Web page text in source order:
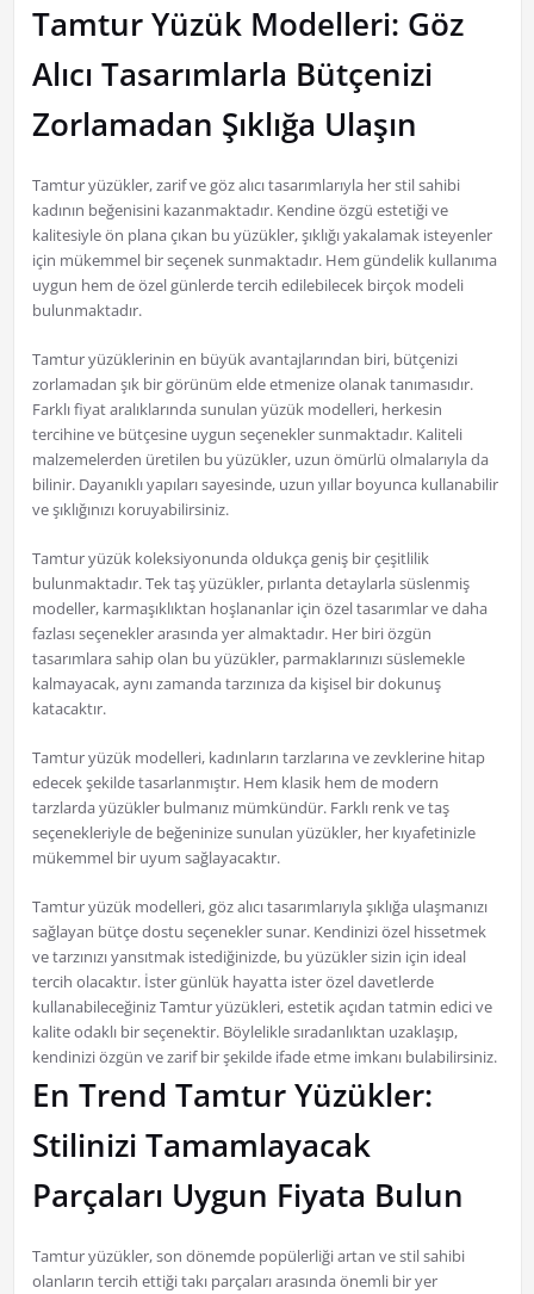
Tamtur Yüzük Modelleri: Göz
Alıcı Tasarımlarla Bütçenizi
Zorlamadan Şıklığa Ulaşın
Tamtur yüzükler, zarif ve göz alıcı tasarımlarıyla her stil sahibi
kadının beğenisini kazanmaktadır. Kendine özgü estetiği ve
kalitesiyle ön plana çıkan bu yüzükler, şıklığı yakalamak isteyenler
için mükemmel bir seçenek sunmaktadır. Hem gündelik kullanıma
uygun hem de özel günlerde tercih edilebilecek birçok modeli
bulunmaktadır.
Tamtur yüzüklerinin en büyük avantajlarından biri, bütçenizi
zorlamadan şık bir görünüm elde etmenize olanak tanımasıdır.
Farklı fiyat aralıklarında sunulan yüzük modelleri, herkesin
tercihine ve bütçesine uygun seçenekler sunmaktadır. Kaliteli
malzemelerden üretilen bu yüzükler, uzun ömürlü olmalarıyla da
bilinir. Dayanıklı yapıları sayesinde, uzun yıllar boyunca kullanabilir
ve şıklığınızı koruyabilirsiniz.
Tamtur yüzük koleksiyonunda oldukça geniş bir çeşitlilik
bulunmaktadır. Tek taş yüzükler, pırlanta detaylarla süslenmiş
modeller, karmaşıklıktan hoşlananlar için özel tasarımlar ve daha
fazlası seçenekler arasında yer almaktadır. Her biri özgün
tasarımlara sahip olan bu yüzükler, parmaklarınızı süslemekle
kalmayacak, aynı zamanda tarzınıza da kişisel bir dokunuş
katacaktır.
Tamtur yüzük modelleri, kadınların tarzlarına ve zevklerine hitap
edecek şekilde tasarlanmıştır. Hem klasik hem de modern
tarzlarda yüzükler bulmanız mümkündür. Farklı renk ve taş
seçenekleriyle de beğeninize sunulan yüzükler, her kıyafetinizle
mükemmel bir uyum sağlayacaktır.
Tamtur yüzük modelleri, göz alıcı tasarımlarıyla şıklığa ulaşmanızı
sağlayan bütçe dostu seçenekler sunar. Kendinizi özel hissetmek
ve tarzınızı yansıtmak istediğinizde, bu yüzükler sizin için ideal
tercih olacaktır. İster günlük hayatta ister özel davetlerde
kullanabileceğiniz Tamtur yüzükleri, estetik açıdan tatmin edici ve
kalite odaklı bir seçenektir. Böylelikle sıradanlıktan uzaklaşıp,
kendinizi özgün ve zarif bir şekilde ifade etme imkanı bulabilirsiniz.
En Trend Tamtur Yüzükler:
Stilinizi Tamamlayacak
Parçaları Uygun Fiyata Bulun
Tamtur yüzükler, son dönemde popülerliği artan ve stil sahibi
olanların tercih ettiği takı parçaları arasında önemli bir yer